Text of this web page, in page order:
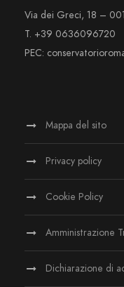
Via dei Greci, 18 –
T. +39 0636096720
PEC:
Mappa del sito
Privacy policy
Cookie Policy
Amministrazione
Dichiarazione di